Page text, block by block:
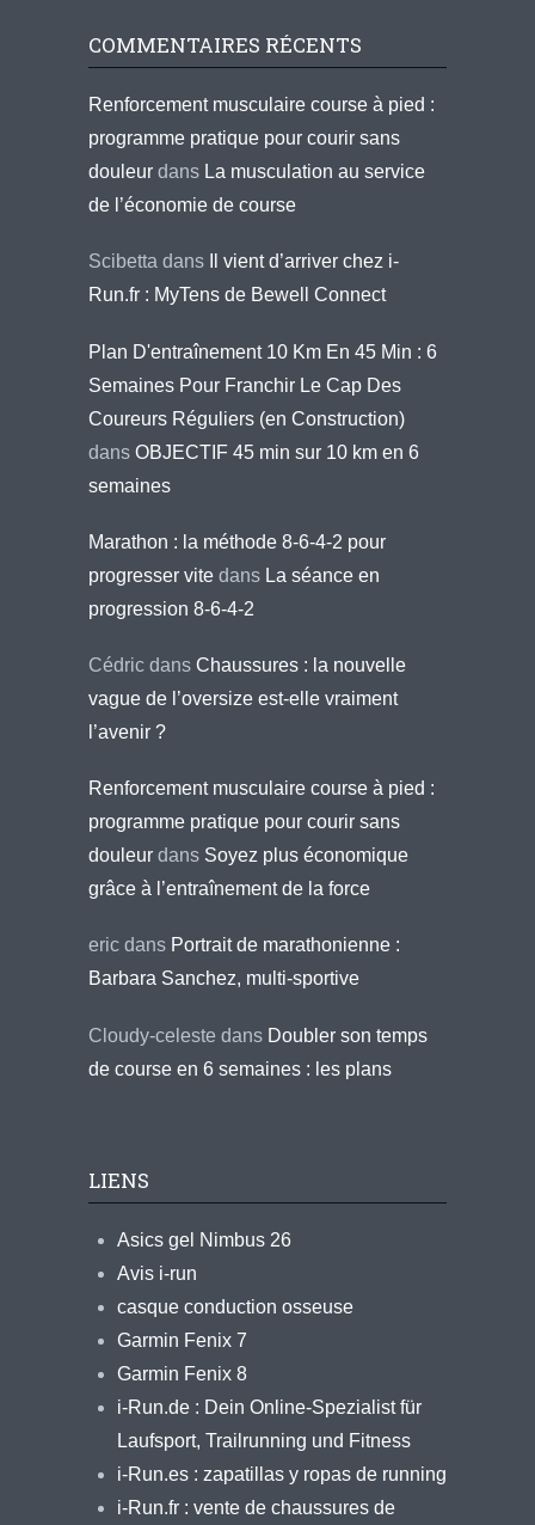
COMMENTAIRES RÉCENTS
Renforcement musculaire course à pied :
programme pratique pour courir sans
douleur dans La musculation au service
de l’économie de course
Scibetta dans
Il vient d’arriver chez i-
Run.fr : MyTens de Bewell Connect
Plan D'entraînement 10 Km En 45 Min : 6
Semaines Pour Franchir Le Cap Des
Coureurs Réguliers (en Construction)
dans OBJECTIF 45 min sur 10 km en 6
semaines
Marathon : la méthode 8-6-4-2 pour
progresser vite dans La séance en
progression 8-6-4-2
Cédric dans Chaussures : la nouvelle
vague de l’oversize est-elle vraiment
l’avenir ?
Renforcement musculaire course à pied :
programme pratique pour courir sans
douleur dans Soyez plus économique
grâce à l’entraînement de la force
eric dans Portrait de marathonienne :
Barbara Sanchez, multi-sportive
Cloudy-celeste dans Doubler son temps
de course en 6 semaines : les plans
LIENS
Asics gel Nimbus 26
Avis i-run
casque conduction osseuse
Garmin Fenix 7
Garmin Fenix 8
i-Run.de : Dein Online-Spezialist für
Laufsport, Trailrunning und Fitness
i-Run.es : zapatillas y ropas de running
i-Run.fr : vente de chaussures de